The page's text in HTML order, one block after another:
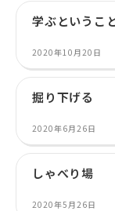
学ぶというこ
2020年10月20日
掘り下げる
2020年6月26日
しゃべり場
2020年5月26日